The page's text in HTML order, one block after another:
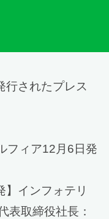
されたプレス
フィア12月6日発
】インフォテリ
表取締役社長：